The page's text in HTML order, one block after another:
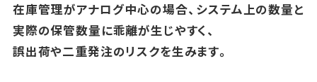
在庫管理がアナログ中心の場合、システム上の数量と
実際の保管数量に乖離が生じやすく、
誤出荷や二重発注のリスクを生みます。